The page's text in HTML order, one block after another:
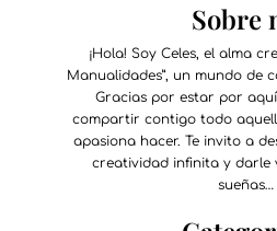
Sobre
¡Hola! Soy Celes, el alma
Manualidades”, un mundo de
Gracias por estar por
compartir contigo todo
apasiona hacer. Te invito a
creatividad infinita y darle
sueñas…